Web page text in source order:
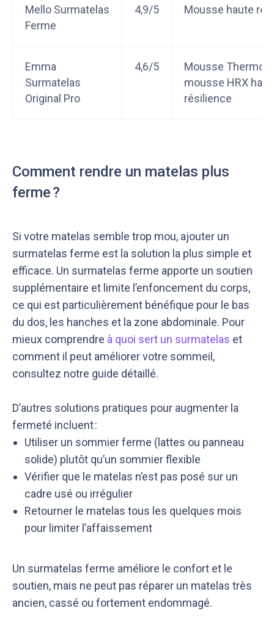
Mello Surmatelas
Ferme
4,9/5 Mousse haute
Emma
Surmatelas
Original Pro
4,6/5
Mousse Thermo-
mousse HRX
résilience
Comment rendre un matelas plus
ferme ?
Si votre matelas semble trop mou, ajouter un
surmatelas ferme est la solution la plus simple et
efficace. Un surmatelas ferme apporte un soutien
supplémentaire et limite l’enfoncement du corps,
ce qui est particulièrement bénéfique pour le bas
du dos, les hanches et la zone abdominale. Pour
mieux comprendre à quoi sert un surmatelas et
comment il peut améliorer votre sommeil,
consultez notre guide détaillé.
D’autres solutions pratiques pour augmenter la
fermeté incluent :
Utiliser un sommier ferme (lattes ou panneau
solide) plutôt qu’un sommier flexible
Vérifier que le matelas n’est pas posé sur un
cadre usé ou irrégulier
Retourner le matelas tous les quelques mois
pour limiter l’affaissement
Un surmatelas ferme améliore le confort et le
soutien, mais ne peut pas réparer un matelas très
ancien, cassé ou fortement endommagé.